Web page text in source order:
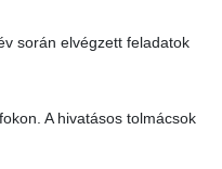
során elvégzett feladatok
A hivatásos tolmácsok